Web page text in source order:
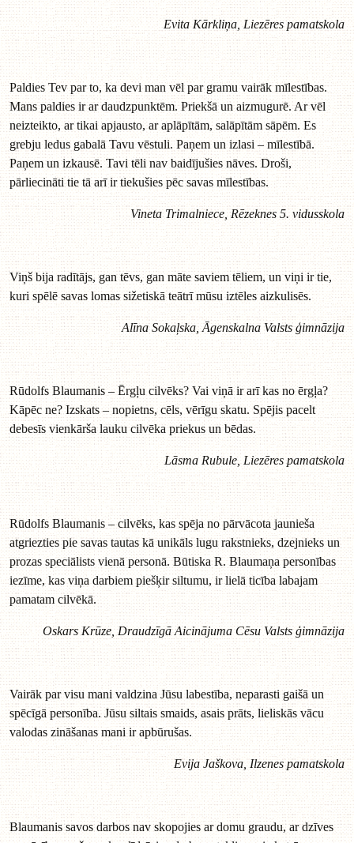
Evita Kārkliņa, Liezēres pamatskola
Paldies Tev par to, ka devi man vēl par gramu vairāk mīlestības.
Mans paldies ir ar daudzpunktēm. Priekšā un aizmugurē. Ar vēl
neizteikto, ar tikai apjausto, ar aplāpītām, salāpītām sāpēm. Es
grebju ledus gabalā Tavu vēstuli. Paņem un izlasi – mīlestībā.
Paņem un izkausē. Tavi tēli nav baidījušies nāves. Droši,
pārliecināti tie tā arī ir tiekušies pēc savas mīlestības.
Vineta Trimalniece, Rēzeknes 5. vidusskola
Viņš bija radītājs, gan tēvs, gan māte saviem tēliem, un viņi ir tie,
kuri spēlē savas lomas sižetiskā teātrī mūsu iztēles aizkulisēs.
Alīna Sokaļska, Āgenskalna Valsts ģimnāzija
Rūdolfs Blaumanis – Ērgļu cilvēks? Vai viņā ir arī kas no ērgļa?
Kāpēc ne? Izskats – nopietns, cēls, vērīgu skatu. Spējis pacelt
debesīs vienkārša lauku cilvēka priekus un bēdas.
Lāsma Rubule, Liezēres pamatskola
Rūdolfs Blaumanis – cilvēks, kas spēja no pārvācota jaunieša
atgriezties pie savas tautas kā unikāls lugu rakstnieks, dzejnieks un
prozas speciālists vienā personā. Būtiska R. Blaumaņa personības
iezīme, kas viņa darbiem piešķir siltumu, ir lielā ticība labajam
pamatam cilvēkā.
Oskars Krūze, Draudzīgā Aicinājuma Cēsu Valsts ģimnāzija
Vairāk par visu mani valdzina Jūsu labestība, neparasti gaišā un
spēcīgā personība. Jūsu siltais smaids, asais prāts, lieliskās vācu
valodas zināšanas mani ir apbūrušas.
Evija Jaškova, Ilzenes pamatskola
Blaumanis savos darbos nav skopojies ar domu graudu, ar dzīves